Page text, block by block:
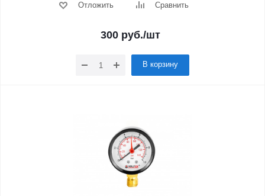
Отложить Сравнить
300 руб./шт
В корзину